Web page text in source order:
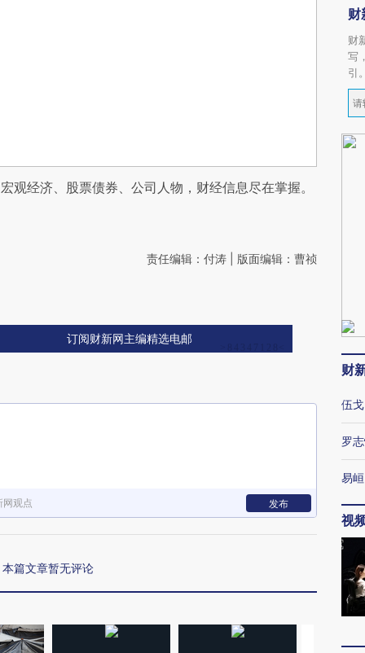
观经济、股票债券、公司人物，财经信息尽在掌握。
责任编辑：付涛 | 版面编辑：曹祯
订阅财新网主编精选电邮
网观点 发布
本篇文章暂无评论
财
财
写
引
财
伍戈
罗
易峘
视